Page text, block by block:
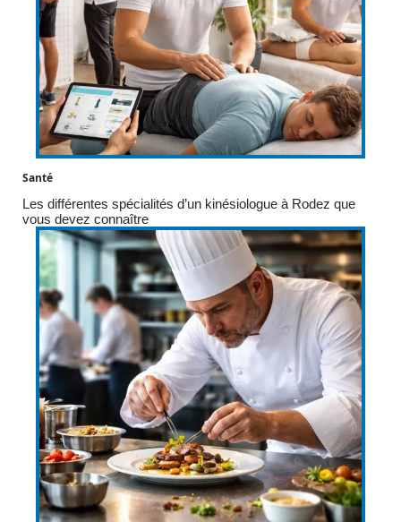
Santé
Les différentes spécialités d’un kinésiologue à Rodez que
vous devez connaître